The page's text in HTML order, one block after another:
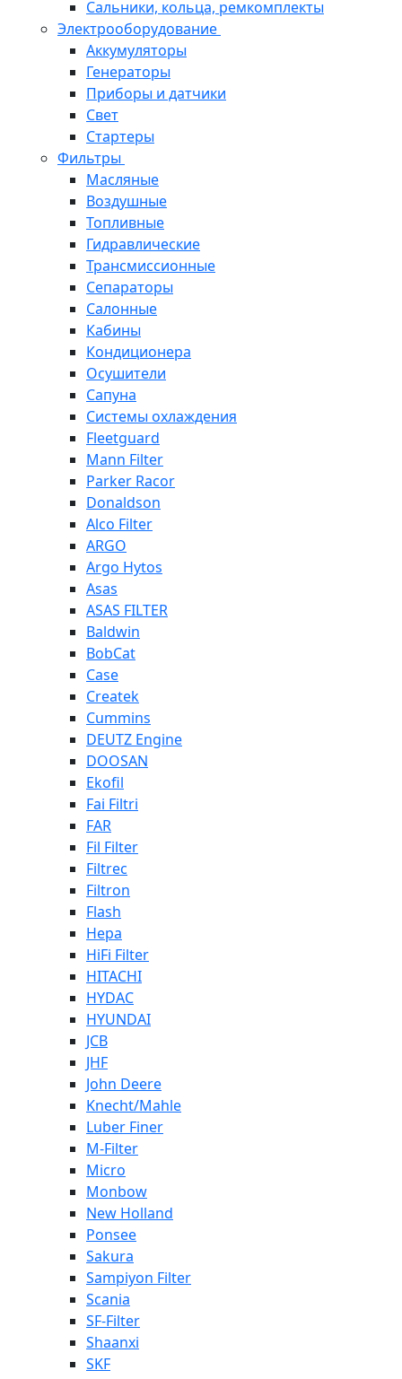
Сальники, кольца, ремкомплекты
Электрооборудование
Аккумуляторы
Генераторы
Приборы и датчики
Свет
Стартеры
Фильтры
Масляные
Воздушные
Топливные
Гидравлические
Трансмиссионные
Сепараторы
Салонные
Кабины
Кондиционера
Осушители
Сапуна
Системы охлаждения
Fleetguard
Mann Filter
Parker Racor
Donaldson
Alco Filter
ARGO
Argo Hytos
Asas
ASAS FILTER
Baldwin
BobCat
Case
Createk
Cummins
DEUTZ Engine
DOOSAN
Ekofil
Fai Filtri
FAR
Fil Filter
Filtrec
Filtron
Flash
Hepa
HiFi Filter
HITACHI
HYDAC
HYUNDAI
JCB
JHF
John Deere
Knecht/Mahle
Luber Finer
M-Filter
Micro
Monbow
New Holland
Ponsee
Sakura
Sampiyon Filter
Scania
SF-Filter
Shaanxi
SKF